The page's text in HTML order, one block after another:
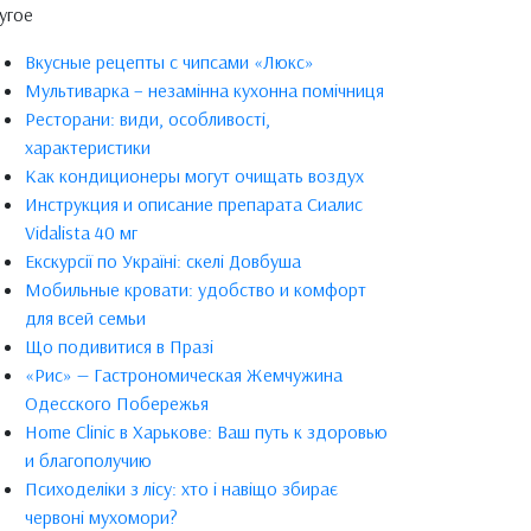
Вкусные рецепты с чипсами «Люкс»
Мультиварка – незамінна кухонна помічниця
Ресторани: види, особливості,
характеристики
Как кондиционеры могут очищать воздух
Инструкция и описание препарата Сиалис
Vidalista 40 мг
Екскурсії по Україні: скелі Довбуша
Мобильные кровати: удобство и комфорт
для всей семьи
Що подивитися в Празі
«Рис» — Гастрономическая Жемчужина
Одесского Побережья
Home Clinic в Харькове: Ваш путь к здоровью
и благополучию
Психоделіки з лісу: хто і навіщо збирає
червоні мухомори?